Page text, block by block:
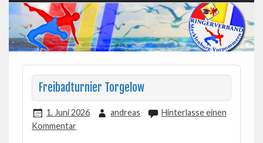
Freibadturnier Torgelow
1. Juni 2026 andreas
Hinterlasse einen
Kommentar